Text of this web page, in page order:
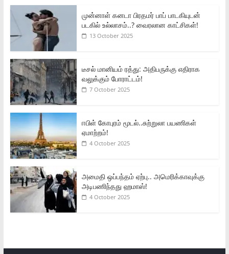
முன்னாள் கனடா பிரதமர் பாப் பாடகியுடன்
படகில் உல்லாசம்..? வைரலான காட்சிகள்!
13 October 2025
டீசல் மானியம் ரத்து: அதிபருக்கு எதிராக
வலுக்கும் போராட்டம்!
7 October 2025
ஈபிள் கோபுரம் மூடல்..சுற்றுலா பயணிகள்
ஏமாற்றம்!
4 October 2025
அமைதி ஒப்பந்தம் ஏற்பு.. அமெரிக்காவுக்கு
அடிபணிந்தது ஹமாஸ்!
4 October 2025